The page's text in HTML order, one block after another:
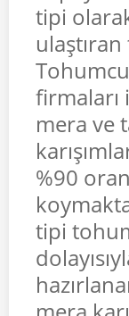
tipi
firmaları
mera ve
%90
tipi